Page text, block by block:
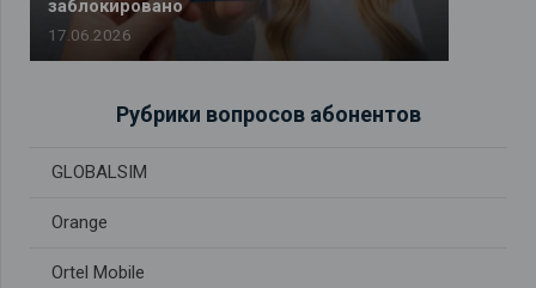
заблокировано
17.06.2026
Рубрики вопросов абонентов
GLOBALSIM
Orange
Ortel Mobile